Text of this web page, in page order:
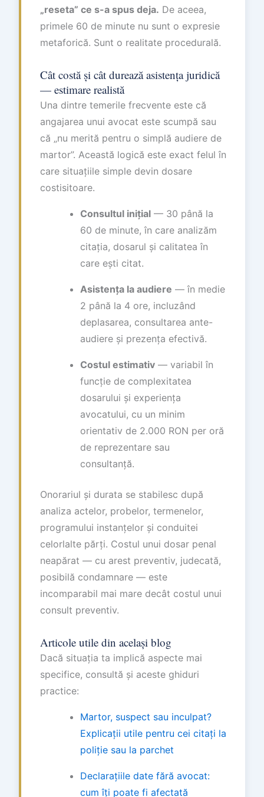
„reseta” ce s-a spus deja. De aceea,
primele 60 de minute nu sunt o expresie
metaforică. Sunt o realitate procedurală.
Cât costă și cât durează asistența juridică
— estimare realistă
Una dintre temerile frecvente este că
angajarea unui avocat este scumpă sau
că „nu merită pentru o simplă audiere de
martor”. Această logică este exact felul în
care situațiile simple devin dosare
costisitoare.
Consultul inițial — 30 până la
60 de minute, în care analizăm
citația, dosarul și calitatea în
care ești citat.
Asistența la audiere — în medie
2 până la 4 ore, incluzând
deplasarea, consultarea ante-
audiere și prezența efectivă.
Costul estimativ — variabil în
funcție de complexitatea
dosarului și experiența
avocatului, cu un minim
orientativ de 2.000 RON per oră
de reprezentare sau
consultanță.
Onorariul și durata se stabilesc după
analiza actelor, probelor, termenelor,
programului instanțelor și conduitei
celorlalte părți. Costul unui dosar penal
neapărat — cu arest preventiv, judecată,
posibilă condamnare — este
incomparabil mai mare decât costul unui
consult preventiv.
Articole utile din același blog
Dacă situația ta implică aspecte mai
specifice, consultă și aceste ghiduri
practice:
Martor, suspect sau inculpat?
Explicații utile pentru cei citați la
poliție sau la parchet
Declarațiile date fără avocat:
cum îți poate fi afectată